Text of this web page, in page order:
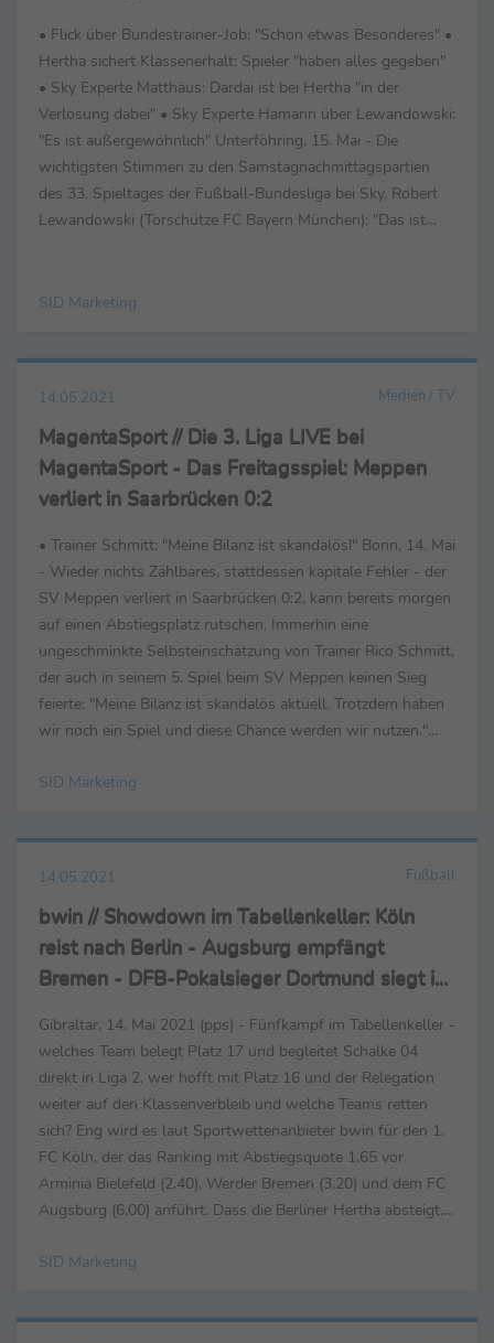
• Flick über Bundestrainer-Job: "Schon etwas Besonderes" •
Hertha sichert Klassenerhalt: Spieler "haben alles gegeben"
• Sky Experte Matthäus: Dardai ist bei Hertha "in der
Verlosung dabei" • Sky Experte Hamann über Lewandowski:
"Es ist außergewöhnlich" Unterföhring, 15. Mai - Die
wichtigsten Stimmen zu den Samstagnachmittagspartien
des 33. Spieltages der Fußball-Bundesliga bei Sky. Robert
Lewandowski (Torschütze FC Bayern München): "Das ist
SID Marketing
14.05.2021 Medien / TV
MagentaSport // Die 3. Liga LIVE bei
MagentaSport - Das Freitagsspiel: Meppen
verliert in Saarbrücken 0:2
• Trainer Schmitt: "Meine Bilanz ist skandalös!" Bonn, 14. Mai
- Wieder nichts Zählbares, stattdessen kapitale Fehler - der
SV Meppen verliert in Saarbrücken 0:2, kann bereits morgen
auf einen Abstiegsplatz rutschen. Immerhin eine
ungeschminkte Selbsteinschätzung von Trainer Rico Schmitt,
der auch in seinem 5. Spiel beim SV Meppen keinen Sieg
feierte: "Meine Bilanz ist skandalös aktuell. Trotzdem haben
wir noch ein Spiel und diese Chance werden wir nutzen."
SID Marketing
14.05.2021 Fußball
bwin // Showdown im Tabellenkeller: Köln
reist nach Berlin - Augsburg empfängt
Bremen - DFB-Pokalsieger Dortmund siegt in
Gibraltar, 14. Mai 2021 (pps) - Fünfkampf im Tabellenkeller -
welches Team belegt Platz 17 und begleitet Schalke 04
direkt in Liga 2, wer hofft mit Platz 16 und der Relegation
weiter auf den Klassenverbleib und welche Teams retten
sich? Eng wird es laut Sportwettenanbieter bwin für den 1.
FC Köln, der das Ranking mit Abstiegsquote 1,65 vor
Arminia Bielefeld (2,40), Werder Bremen (3,20) und dem FC
Augsburg (6,00) anführt. Dass die Berliner Hertha absteigt,
SID Marketing